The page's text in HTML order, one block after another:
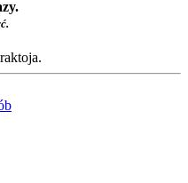
raktoja.